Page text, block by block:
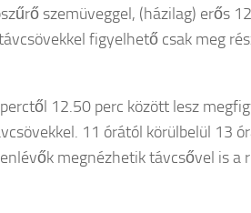
szemüveggel, (házilag) erős
figyelhető csak meg
12.50 perc között lesz
11 órától körülbelül 13
megnézhetik távcsővel is a